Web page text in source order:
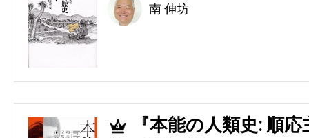
南 伸坊
4
『本能の人類史: 順